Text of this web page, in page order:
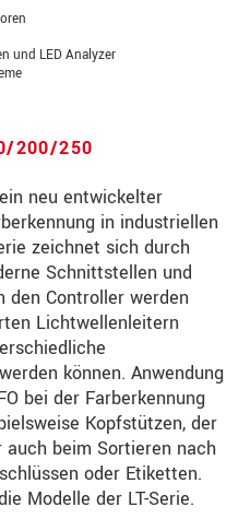
und LED Analyzer
200/250
neu entwickelter
in industriellen
zeichnet sich durch
Schnittstellen und
den Controller werden
Lichtwellenleitern
können. Anwendung
bei der Farberkennung
Kopfstützen, der
beim Sortieren nach
oder Etiketten.
Modelle der LT-Serie.
per Mail über
auf dem Laufenden
Bitte lesen Sie